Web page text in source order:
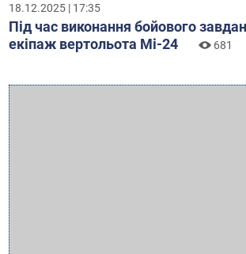
18.12.2025 | 17:35
Під час виконання бойового
екіпаж вертольота Мі-24
681